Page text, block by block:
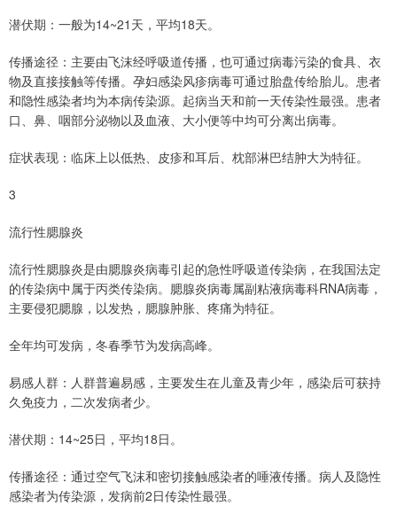
潜伏期：一般为14~21天，平均18天。
传播途径：主要由飞沫经呼吸道传播，也可通过病毒污染的食具、衣
物及直接接触等传播。孕妇感染风疹病毒可通过胎盘传给胎儿。患者
和隐性感染者均为本病传染源。起病当天和前一天传染性最强。患者
口、鼻、咽部分泌物以及血液、大小便等中均可分离出病毒。
症状表现：临床上以低热、皮疹和耳后、枕部淋巴结肿大为特征。
3
流行性腮腺炎
流行性腮腺炎是由腮腺炎病毒引起的急性呼吸道传染病，在我国法定
的传染病中属于丙类传染病。腮腺炎病毒属副粘液病毒科RNA病毒，
主要侵犯腮腺，以发热，腮腺肿胀、疼痛为特征。
全年均可发病，冬春季节为发病高峰。
易感人群：人群普遍易感，主要发生在儿童及青少年，感染后可获持
久免疫力，二次发病者少。
潜伏期：14~25日，平均18日。
传播途径：通过空气飞沫和密切接触感染者的唾液传播。病人及隐性
感染者为传染源，发病前2日传染性最强。